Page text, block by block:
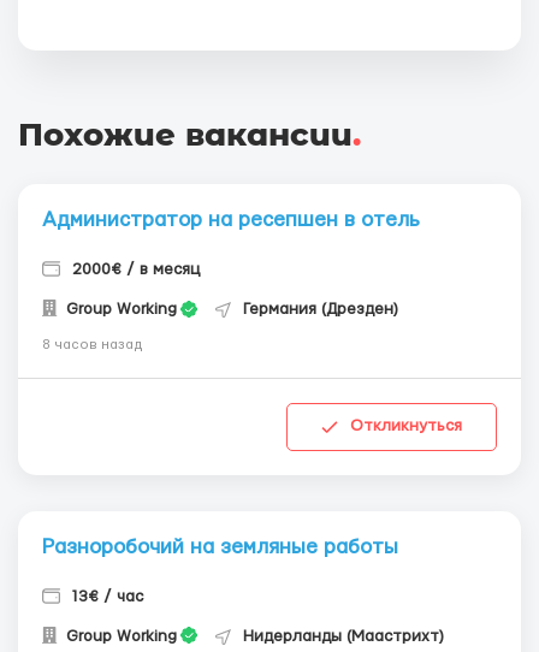
Похожие вакансии.
Администратор на ресепшен в отель
2000€ / в месяц
Group Working Германия (Дрезден)
8 часов назад
Откликнуться
Разноробочий на земляные работы
13€ / час
Group Working Нидерланды (Маастрихт)